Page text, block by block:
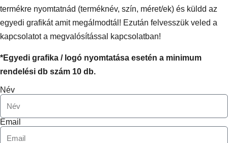
termékre nyomtatnád (terméknév, szín, méret/ek) és küldd az
egyedi grafikát amit megálmodtál! Ezután felvesszük veled a
kapcsolatot a megvalósítással kapcsolatban!
*Egyedi grafika / logó nyomtatása esetén a minimum
rendelési db szám 10 db.
Név
Email